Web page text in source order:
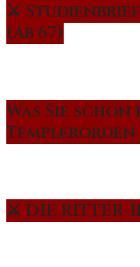
⚔️
(Ab 67)
Was Sie schon
⚔️ DIE RITTER-